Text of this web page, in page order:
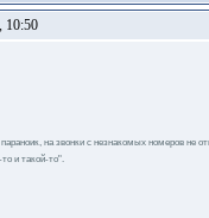
10:50
параноик, на звонки с незнакомых номеров не
и такой-то".